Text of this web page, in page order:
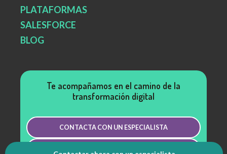
PLATAFORMAS
SALESFORCE
BLOG
Te acompañamos en el camino de la
transformación digital
CONTACTA CON UN ESPECIALISTA